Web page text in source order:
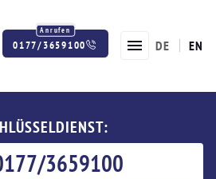
0177/3659100 DE EN
3659100